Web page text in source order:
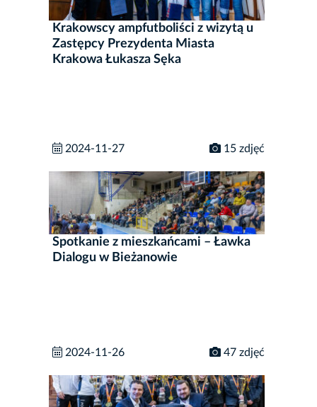
Krakowscy ampfutboliści z wizytą u
Zastępcy Prezydenta Miasta
Krakowa Łukasza Sęka
2024-11-27 15 zdjęć
Spotkanie z mieszkańcami – Ławka
Dialogu w Bieżanowie
2024-11-26 47 zdjęć